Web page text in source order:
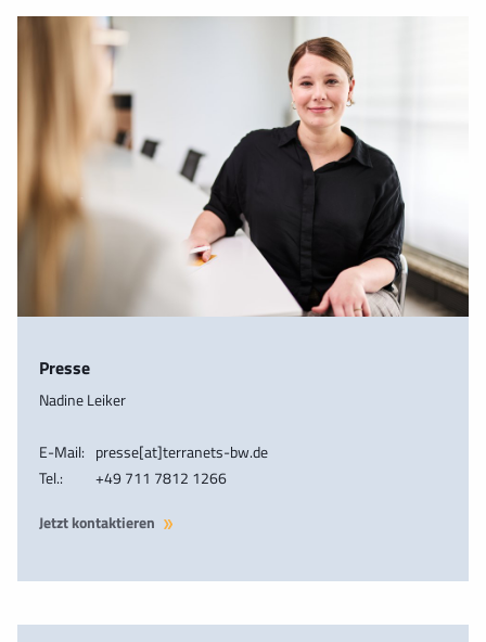
Presse
Nadine Leiker
E-Mail: presse[at]terranets-bw.de
Tel.:
+49 711 7812 1266
Jetzt kontaktieren